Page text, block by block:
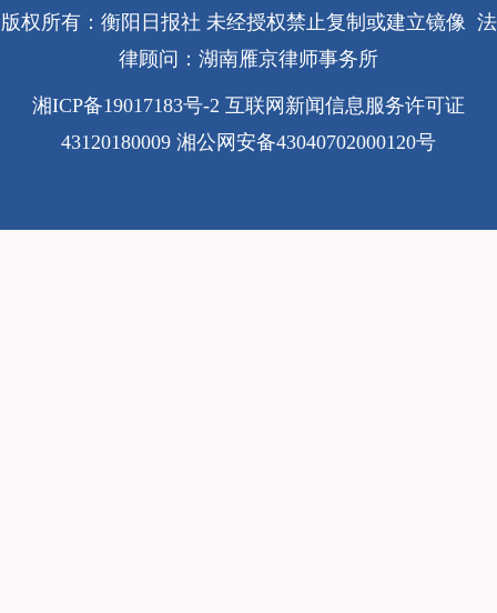
版权所有：衡阳日报社 未经授权禁止复制或建立镜像 法
律顾问：湖南雁京律师事务所
湘ICP备19017183号-2 互联网新闻信息服务许可证
43120180009 湘公网安备43040702000120号